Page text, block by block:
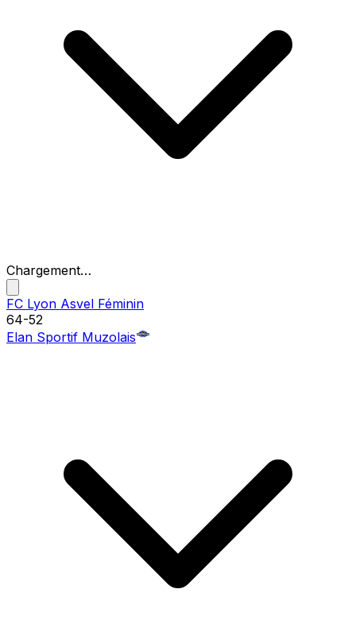
Chargement…
FC Lyon Asvel Féminin
64-52
Elan Sportif Muzolais